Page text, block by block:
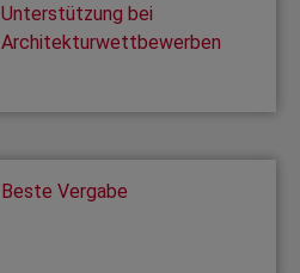
Unterstützung bei
Architekturwettbewerben
Beste Vergabe